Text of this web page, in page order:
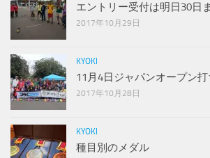
エントリー受付は明日30日
2017年10月29日
KYOKI
11月4日ジャパンオープン
2017年10月28日
KYOKI
種目別のメダル